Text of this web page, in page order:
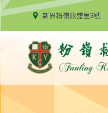
Skip
to
content
新界粉嶺欣盛里3號